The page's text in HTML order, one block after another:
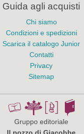
Guida agli acquisti
Chi siamo
Condizioni e spedizioni
Scarica il catalogo Junior
Contatti
Privacy
Sitemap
Gruppo editoriale
Il pozzo di Giacobbe